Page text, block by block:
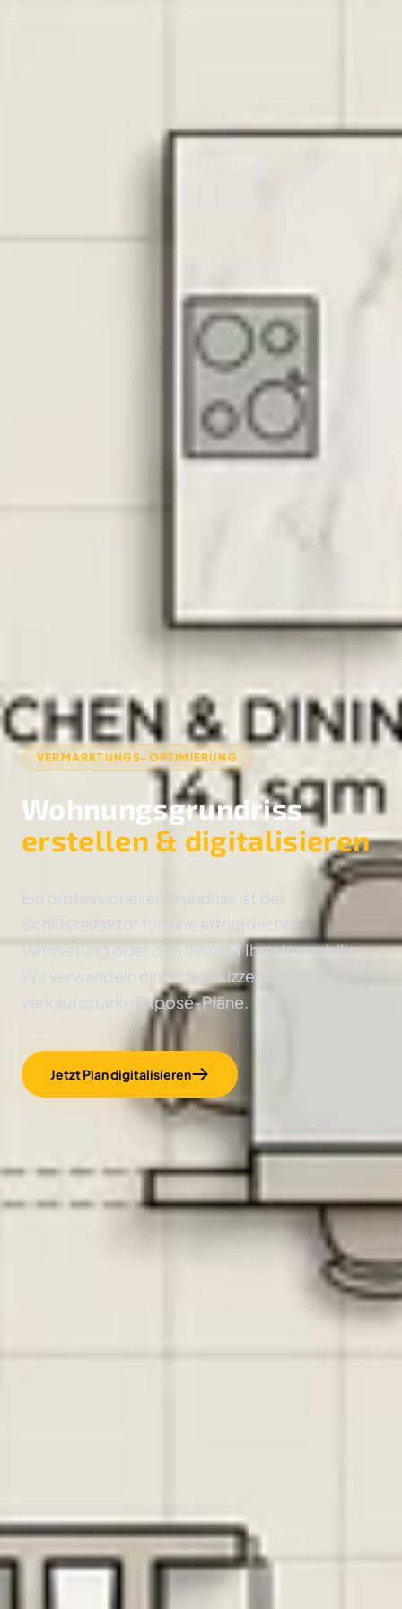
VERMARKTUNGS-OPTIMIERUNG
Wohnungsgrundriss
erstellen & digitalisieren
Schlüsselfaktor für eine erfolgreiche
Vermietung oder den Verkauf Ihrer Immobilie.
Wir verwandeln einfache Skizzen in
verkaufsstarke Exposé-Pläne.
Jetzt Plan digitalisieren